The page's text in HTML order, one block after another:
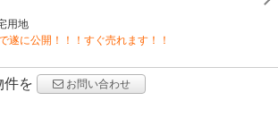
用地
遂に公開！！！すぐ売れます！！
件を お問い合わせ